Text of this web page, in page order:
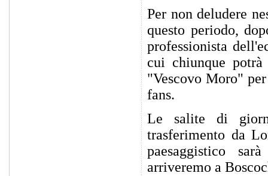
Per non deludere
questo periodo,
professionista
cui chiunque
"Vescovo Moro"
fans.
Le salite di
trasferimento da
paesaggistico
arriveremo a